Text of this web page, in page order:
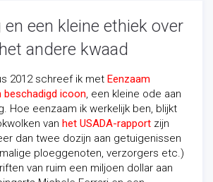
een kleine ethiek over
andere kwaad
2012 schreef ik met Eenzaam
beschadigd icoon, een kleine ode aan
Hoe eenzaam ik werkelijk ben, blijkt
van het USADA-rapport zijn
dan twee dozijn aan getuigenissen
ploeggenoten, verzorgers etc.)
van ruim een miljoen dollar aan